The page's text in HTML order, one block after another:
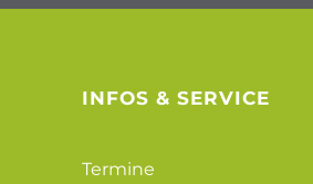
INFOS & SERVICE
Termine